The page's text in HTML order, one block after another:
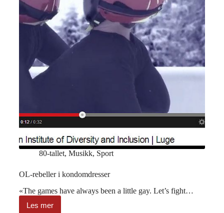
80-tallet, Musikk, Sport
OL-rebeller i kondomdresser
«The games have always been a little gay. Let’s fight…
Les mer
OL-